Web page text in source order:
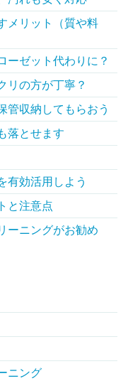
メリット（質や料
ーゼット代わりに？
リの方が丁寧？
管収納してもらおう
落とせます
有効活用しよう
と注意点
ーニングがお勧め
ニング